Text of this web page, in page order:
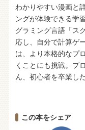
わかりやすい漫画と
ングが体験できる学
グラミング言語「ス
応し、自分で計算ゲ
は、より本格的なプ
くことにも挑戦。プ
ん、初心者を卒業し
この本をシェア